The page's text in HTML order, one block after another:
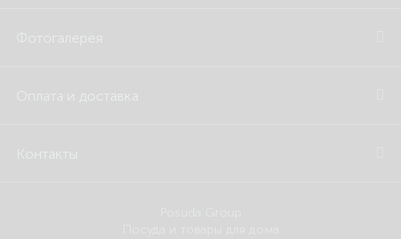
Фотогалерея
Оплата и доставка
Контакты